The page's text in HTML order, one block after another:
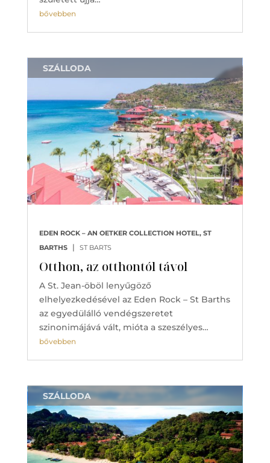
bővebben
Otthon, az otthontól távol
EDEN ROCK – AN OETKER COLLECTION HOTEL, ST
BARTHS
| ST BARTS
SZÁLLODA
A St. Jean-öböl lenyűgöző
elhelyezkedésével az Eden Rock – St Barths
az egyedülálló vendégszeretet
szinonimájává vált, mióta a szeszélyes…
bővebben
SZÁLLODA